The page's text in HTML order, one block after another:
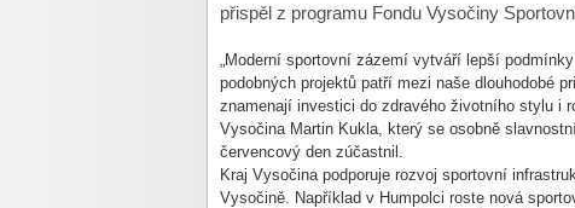
přispěl z programu Fondu Vysočiny
„Moderní sportovní zázemí vytváří lepší
podobných projektů patří mezi naše dlouhodobé
znamenají investici do zdravého životního stylu i
Vysočina Martin Kukla, který se osobně
červencový den zúčastnil.
Kraj Vysočina podporuje rozvoj sportovní
Vysočině. Například v Humpolci roste nová